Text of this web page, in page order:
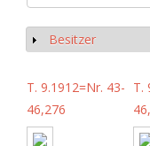
Show
Besitzer
T. 9.1912=Nr. 43-
46,276
T.